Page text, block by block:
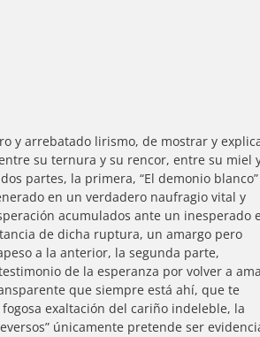
y arrebatado lirismo, de mostrar y
su ternura y su rencor, entre su miel
partes, la primera, “El demonio blanco”
en un verdadero naufragio vital y
acumulados ante un inesperado e
de dicha ruptura, un amargo pero
a la anterior, la segunda parte,
de la esperanza por volver a
que siempre está ahí, que te
exaltación del cariño indeleble, la
únicamente pretende ser